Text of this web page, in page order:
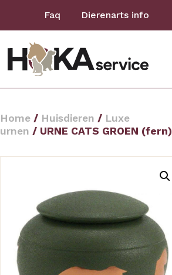
Faq Dierenarts info
Home / Huisdieren / Luxe
urnen / URNE CATS GROEN (fern)